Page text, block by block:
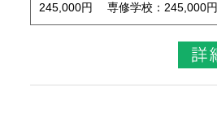
245,000円 専修学校：245,000円